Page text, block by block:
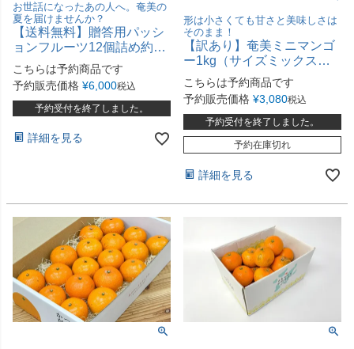
お世話になったあの人へ。奄美の
夏を届けませんか？
【送料無料】贈答用パッシ
ョンフルーツ12個詰め約
1kg【化粧箱入・熨斗可】
こちらは予約商品です
予約販売価格 ¥6,000税込
予約受付を終了しました。
詳細を見る
形は小さくても甘さと美味しさは
そのまま！
【訳あり】奄美ミニマンゴ
ー1kg（サイズミックス）
※送料別
こちらは予約商品です
予約販売価格 ¥3,080税込
予約受付を終了しました。
予約在庫切れ
詳細を見る